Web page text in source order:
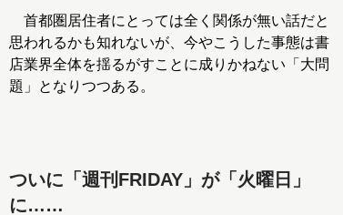
首都圏居住者にとっては全く関係が無い話だと
思われるかも知れないが、今やこうした事態は書
店業界全体を揺るがすことに成りかねない「大問
題」となりつつある。
ついに「週刊FRIDAY」が「火曜日」
に……